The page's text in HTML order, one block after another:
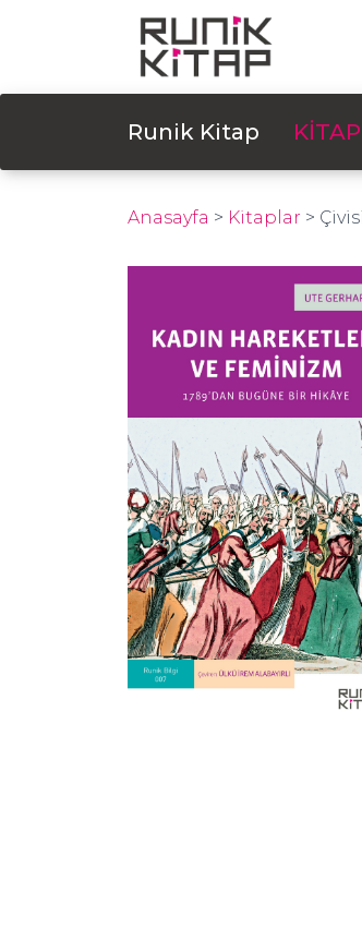
Runik Kitap
Anasayfa > Kitaplar >